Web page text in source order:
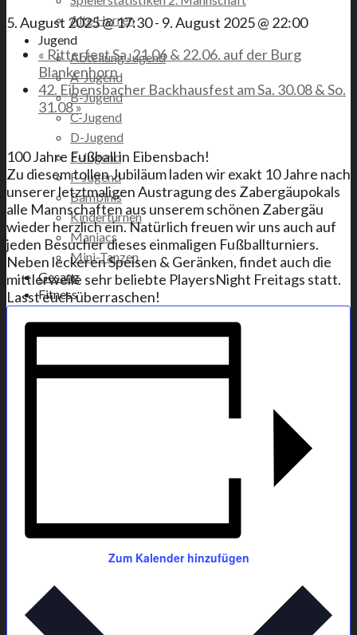
Alte Herren
Jugend
Abteilung Jugend
A-Jugend
B-Jugend
C-Jugend
D-Jugend
E-Jugend
F-Jugend
Bambinis
Kinderturnen
Maniacs
Mini-Tanzen
Gesang
Fitness
Gymnastik
Bildergalerie
Backhaus
Mitglied werden
5. August 2025 @ 17:30- 9. August 2025 @ 22:00
« Ritterfest Sa. 21.06 & 22.06. auf der Burg
Blankenhorn
42. Eibensbacher Backhausfest am Sa. 30.08 & So.
31.08»
100 Jahre Fußball in Eibensbach!
Zu diesem tollen Jubiläum laden wir exakt 10 Jahre nach
unserer letztmaligen Austragung des Zabergäupokals
alle Mannschaften aus unserem schönen Zabergäu
wieder herzlich ein. Natürlich freuen wir uns auch auf
jeden Besucher dieses einmaligen Fußballturniers.
Neben leckeren Speisen & Geränken, findet auch die
mittlerweile sehr beliebte PlayersNight Freitags statt.
Lasst euch überraschen!
Zum Kalender hinzufügen